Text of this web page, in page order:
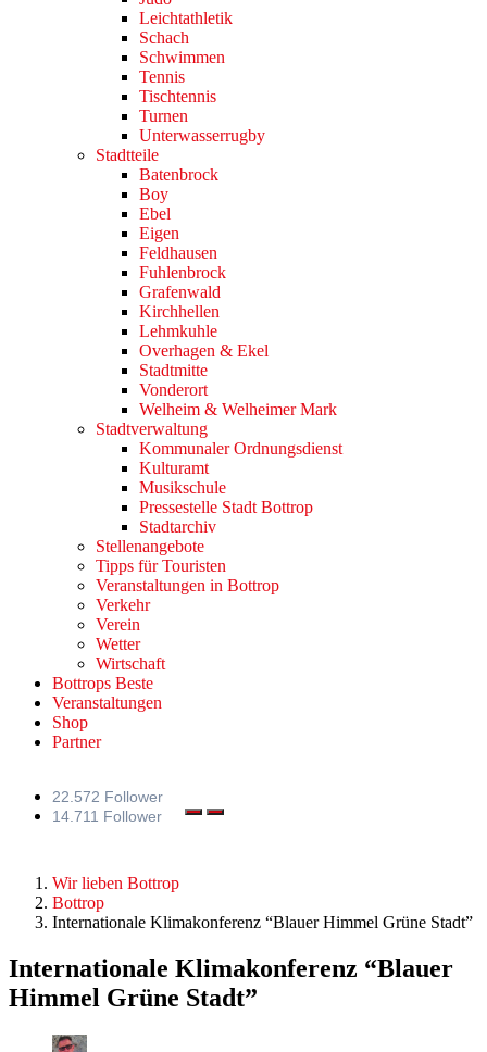
Leichtathletik
Schach
Schwimmen
Tennis
Tischtennis
Turnen
Unterwasserrugby
Stadtteile
Batenbrock
Boy
Ebel
Eigen
Feldhausen
Fuhlenbrock
Grafenwald
Kirchhellen
Lehmkuhle
Overhagen & Ekel
Stadtmitte
Vonderort
Welheim & Welheimer Mark
Stadtverwaltung
Kommunaler Ordnungsdienst
Kulturamt
Musikschule
Pressestelle Stadt Bottrop
Stadtarchiv
Stellenangebote
Tipps für Touristen
Veranstaltungen in Bottrop
Verkehr
Verein
Wetter
Wirtschaft
Bottrops Beste
Veranstaltungen
Shop
Partner
22.572 Follower
14.711 Follower
Wir lieben Bottrop
Bottrop
Internationale Klimakonferenz “Blauer Himmel Grüne Stadt”
Internationale Klimakonferenz “Blauer
Himmel Grüne Stadt”